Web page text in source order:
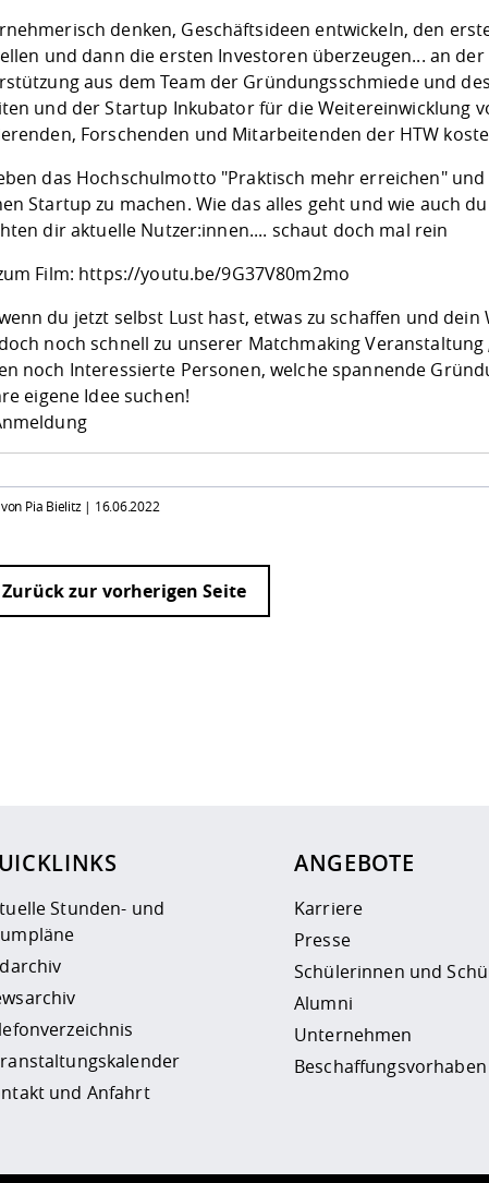
denken, Geschäftsideen entwickeln, den
und dann die ersten Investoren überzeugen... an
aus dem Team der Gründungsschmiedeund des
und der Startup Inkubator für die Weitereinwicklung
Forschenden und Mitarbeitenden der HTW
das Hochschulmotto "Praktisch mehr erreichen"
Startup zu machen. Wie das alles geht und wie auch
dir aktuelle Nutzer:innen.... schaut doch mal rein
Film: https://youtu.be/9G37V80m2mo
du jetzt selbst Lust hast, etwas zu schaffen und
noch schnell zu unserer Matchmaking Veranstaltung
noch Interessierte Personen, welche spannende
eigene Idee suchen!
Pia Bielitz | 16.06.2022
Zurück zur vorherigen Seite
Stunden- und
und Anfahrt
ANGEBOTE
Karriere
Presse
Schülerinnen und
Alumni
Unternehmen
Beschaffungsvorhaben